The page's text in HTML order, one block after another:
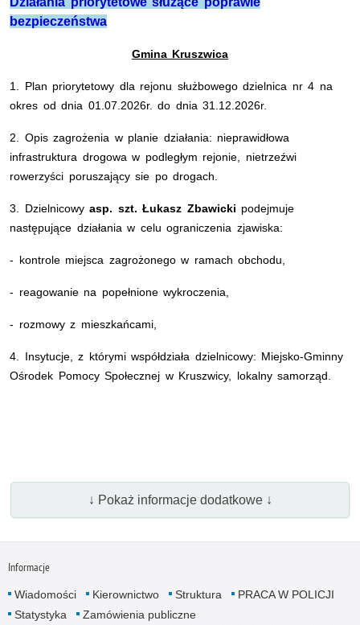
bezpieczeństwa
Gmina Kruszwica
1. Plan priorytetowy dla rejonu służbowego dzielnica nr 4 na
okres od dnia 01.07.2026r. do dnia 31.12.2026r.
2. Opis zagrożenia w planie działania: nieprawidłowa
infrastruktura drogowa w podległym rejonie, nietrzeźwi
rowerzyści poruszający sie po drogach.
3. Dzielnicowyasp. szt. Łukasz Zbawicki podejmuje
następujące działania w celu ograniczenia zjawiska:
- kontrole miejsca zagrożonego w ramach obchodu,
- reagowanie na popełnione wykroczenia,
- rozmowy z mieszkańcami,
4. Insytucje, z którymi współdziała dzielnicowy: Miejsko-Gminny
Ośrodek Pomocy Społecznej w Kruszwicy, lokalny samorząd.
↓ Pokaż informacje dodatkowe ↓
Informacje
Wiadomości Kierownictwo Struktura
PRACA W POLICJI
Statystyka
Zamówienia publiczne